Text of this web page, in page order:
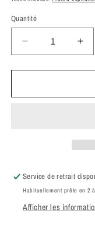
Quantité
Réduire
la
quantité
Vis
la
Vis
Service de retrait
Habituellement prête en 2
Afficher les